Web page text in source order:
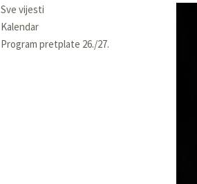
Sve vijesti
Kalendar
Program pretplate 26./27.